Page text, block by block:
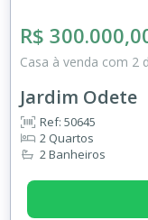
R$
Casa à venda com 2
Jardim Odete
Ref: 50645
2 Quartos
2 Banheiros